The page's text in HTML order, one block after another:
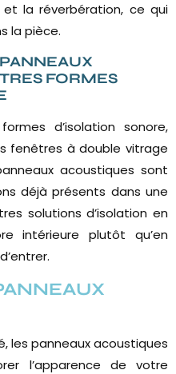
la réverbération, ce qui
la pièce.
FORMES
d’isolation sonore,
fenêtres à double vitrage
acoustiques sont
déjà présents dans une
solutions d’isolation en
intérieure plutôt qu’en
les panneaux acoustiques
l’apparence de votre